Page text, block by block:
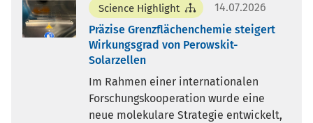
Science Highlight
14.07.2026
Präzise Grenzflächenchemie steigert
Wirkungsgrad von Perowskit-
Solarzellen
Im Rahmen einer internationalen
Forschungskooperation wurde eine
neue molekulare Strategie entwickelt,